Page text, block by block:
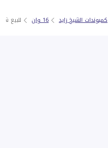
كمبوندات الشيخ زايد 16 وان للبيع شقه 208 متر 3 غرف نوم